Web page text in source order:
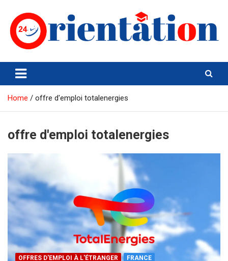
content
Orientation24
Emploi et Orientation au Maroc
Home offre d'emploi totalenergies
offre d'emploi totalenergies
OFFRES D'EMPLOI À L'ÉTRANGER
FRANCE